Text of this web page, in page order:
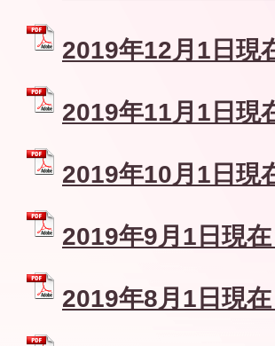
2019年12月1日現
2019年11月1日現
2019年10月1日現
2019年9月1日現
2019年8月1日現